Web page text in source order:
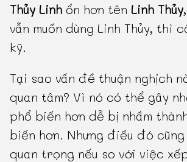
Thủy Linh ổn hơn tênLinh Thủy
vẫn muốn dùng Linh Thủy, thì
kỹ.
Tại sao vấn đề thuận nghịch
quan tâm? Vì nó có thể gây
phổ biến hơn dễ bị nhầm
biến hơn. Nhưng điều đó cũng
quan trọng nếu so với việc